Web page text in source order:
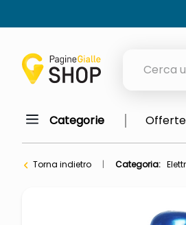
Categorie Offerte
Torna indietro Categoria: